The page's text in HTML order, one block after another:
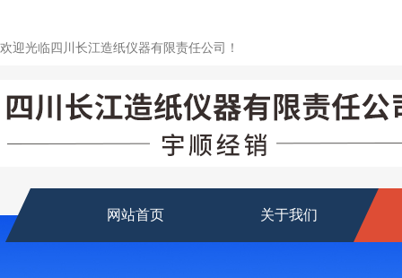
欢迎光临四川长江造纸仪器有限责任公司！
网站首页 关于我们